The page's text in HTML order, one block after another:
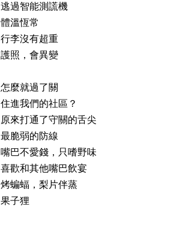
逃過智能測謊機
體溫恆常
行李沒有超重
護照，會異變
怎麼就過了關
住進我們的社區？
原來打通了守關的舌尖
最脆弱的防線
嘴巴不愛錢，只嗜野味
喜歡和其他嘴巴飲宴
烤蝙蝠，梨片伴蒸
果子狸